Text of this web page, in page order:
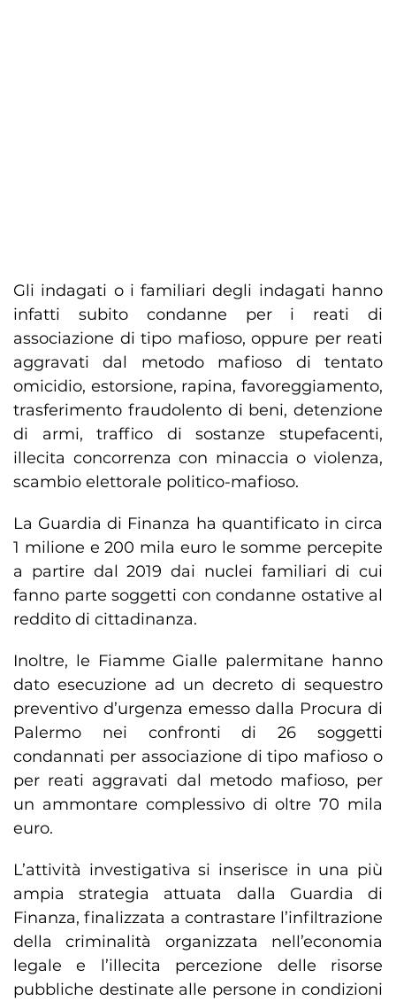
Gli indagati o i familiari degli indagati hanno
infatti subito condanne per i reati di
associazione di tipo mafioso, oppure per reati
aggravati dal metodo mafioso di tentato
omicidio, estorsione, rapina, favoreggiamento,
trasferimento fraudolento di beni, detenzione
di armi, traffico di sostanze stupefacenti,
illecita concorrenza con minaccia o violenza,
scambio elettorale politico-mafioso.
La Guardia di Finanza ha quantificato in circa
1 milione e 200 mila euro le somme percepite
a partire dal 2019 dai nuclei familiari di cui
fanno parte soggetti con condanne ostative al
reddito di cittadinanza.
Inoltre, le Fiamme Gialle palermitane hanno
dato esecuzione ad un decreto di sequestro
preventivo d’urgenza emesso dalla Procura di
Palermo nei confronti di 26 soggetti
condannati per associazione di tipo mafioso o
per reati aggravati dal metodo mafioso, per
un ammontare complessivo di oltre 70 mila
euro.
L’attività investigativa si inserisce in una più
ampia strategia attuata dalla Guardia di
Finanza, finalizzata a contrastare l’infiltrazione
della criminalità organizzata nell’economia
legale e l’illecita percezione delle risorse
pubbliche destinate alle persone in condizioni